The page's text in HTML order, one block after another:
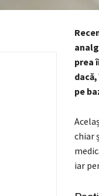
prea
pe
chiar
iar